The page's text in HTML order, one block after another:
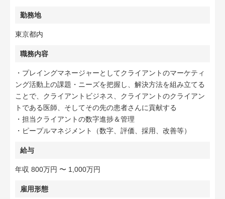
勤務地
東京都内
職務内容
・プレイングマネージャーとしてクライアントのマーケティ
ング活動上の課題・ニーズを把握し、解決方法を組み立てる
ことで、クライアントビジネス、クライアントのクライアン
トである医師、そしてその先の患者さんに貢献する
・担当クライアントの数字進捗＆管理
・ピープルマネジメント（数字、評価、採用、改善等）
給与
年収 800万円 〜 1,000万円
雇用形態